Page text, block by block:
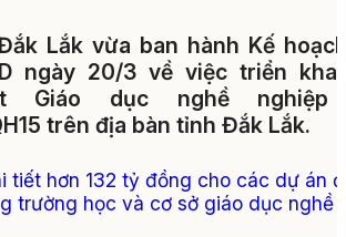
Lắk vừa ban hành Kế
ngày 20/3 về việc triển
Giáo dục nghề nghiệp
trên địa bàn tỉnh Đắk Lắk.
tiết hơn 132 tỷ đồng cho các dự án
trường học và cơ sở giáo dục nghề